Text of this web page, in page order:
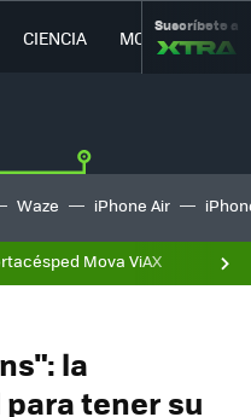
CIENCIA MOVILIDAD
Suscríbete a
Waze iPhone Air
Mova ViAX
la
tener su